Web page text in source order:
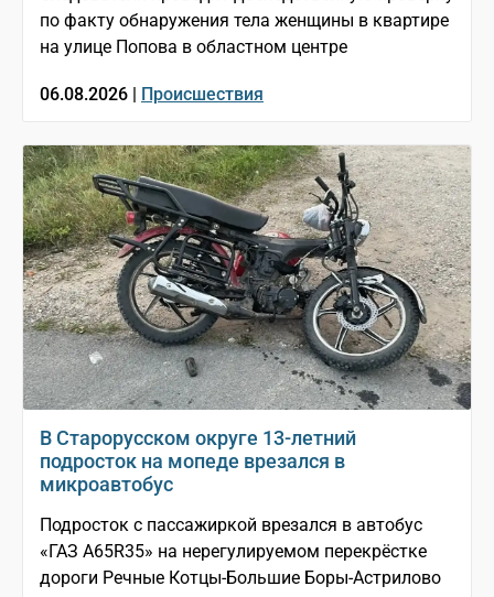
по факту обнаружения тела женщины в квартире
на улице Попова в областном центре
06.08.2026 | Происшествия
В Старорусском округе 13-летний
подросток на мопеде врезался в
микроавтобус
Подросток с пассажиркой врезался в автобус
«ГАЗ A65R35» на нерегулируемом перекрёстке
дороги Речные Котцы-Большие Боры-Астрилово